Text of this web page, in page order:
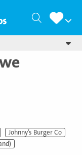
Zoeken
Johnny’s Burger Co